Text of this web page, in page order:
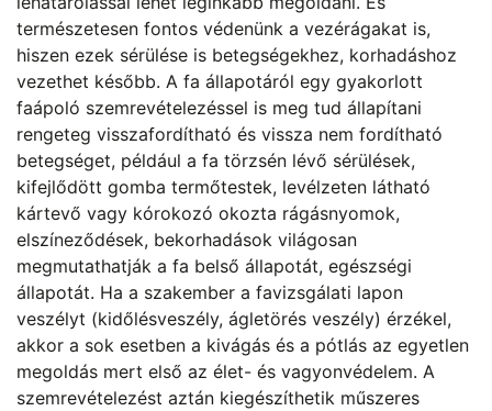
természetesen fontos védenünk a vezérágakat is,
hiszen ezek sérülése is betegségekhez, korhadáshoz
vezethet később. A fa állapotáról egy gyakorlott
faápoló szemrevételezéssel is meg tud állapítani
rengeteg visszafordítható és vissza nem fordítható
betegséget, például a fa törzsén lévő sérülések,
kifejlődött gomba termőtestek, levélzeten látható
kártevő vagy kórokozó okozta rágásnyomok,
elszíneződések, bekorhadások világosan
megmutathatják a fa belső állapotát, egészségi
állapotát. Ha a szakember a favizsgálati lapon
veszélyt (kidőlésveszély, ágletörés veszély) érzékel,
akkor a sok esetben a kivágás és a pótlás az egyetlen
megoldás mert első az élet- és vagyonvédelem. A
szemrevételezést aztán kiegészíthetik műszeres